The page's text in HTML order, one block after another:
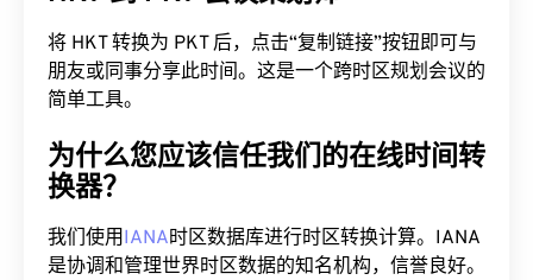
将 HKT 转换为 PKT 后，点击“复制链接”按钮即可与
朋友或同事分享此时间。这是一个跨时区规划会议的
简单工具。
为什么您应该信任我们的在线时间转
换器？
我们使用IANA时区数据库进行时区转换计算。IANA
是协调和管理世界时区数据的知名机构，信誉良好。